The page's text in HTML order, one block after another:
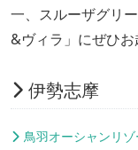
一、スルーザグリ
&ヴィラ」にぜひお
伊勢志摩
鳥羽オーシャンリゾ